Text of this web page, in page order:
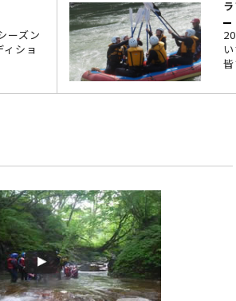
ーズン
ショ